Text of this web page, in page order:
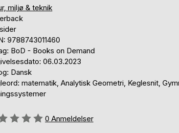
miljø & teknik
9788743011460
BoD - Books on Demand
06.03.2023
Dansk
matematik, Analytisk Geometri, Keglesnit,
0 Anmeldelser